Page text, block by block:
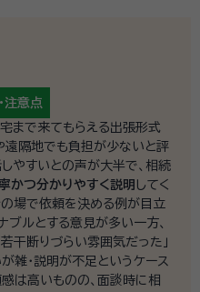
注意点
まで来てもらえる出張形式
遠隔地でも負担が少ないと評
やすいとの声が大半で、相続
かつ分かりやすく説明 してく
場で依頼を決める例が目立
ブルとする意見が多い一方、
若干断りづらい雰囲気だった」
雑・説明が不足というケース
は高いものの、面談時に相